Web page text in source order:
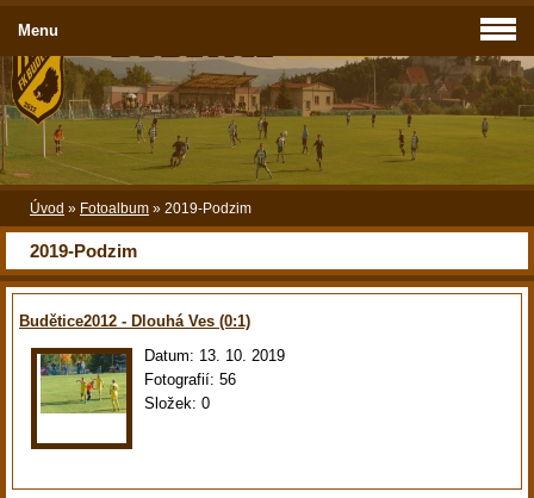
Úvod » Fotoalbum » 2019-Podzim
2019-Podzim
Budětice2012 - Dlouhá Ves (0:1)
Datum: 13. 10. 2019
Fotografií: 56
Složek: 0
Menu